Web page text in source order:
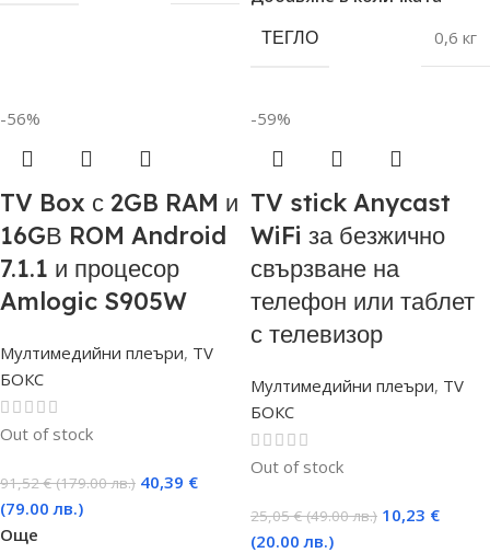
ТЕГЛО
0,6 кг
-56%
TV Box с 2GB RAM и
16GВ ROM Android
7.1.1 и процесор
Amlogic S905W
Мултимедийни плеъри, TV
БОКС
Out of stock
91,52€ (179.00 лв.) 40,39 €
(79.00 лв.)
Още
-59%
TV stick Anycast
WiFi за безжично
свързване на
телефон или таблет
с телевизор
Мултимедийни плеъри, TV
БОКС
Out of stock
25,05€ (49.00 лв.) 10,23 €
(20.00 лв.)